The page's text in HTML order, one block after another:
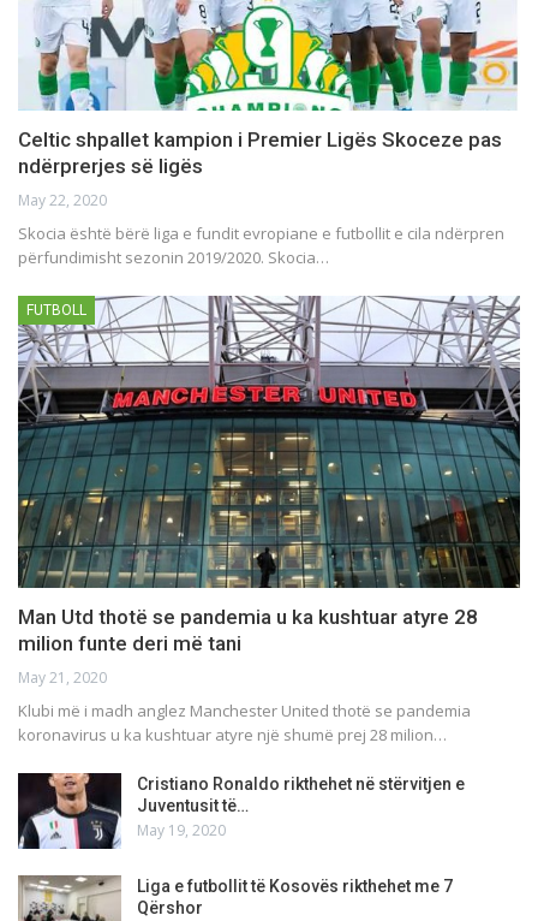
Celtic shpallet kampion i Premier Ligës Skoceze pas
ndërprerjes së ligës
May 22, 2020
Skocia është bërë liga e fundit evropiane e futbollit e cila ndërpren
përfundimisht sezonin 2019/2020. Skocia…
FUTBOLL
Man Utd thotë se pandemia u ka kushtuar atyre 28
milion funte deri më tani
May 21, 2020
Klubi më i madh anglez Manchester United thotë se pandemia
koronavirus u ka kushtuar atyre një shumë prej 28 milion…
Cristiano Ronaldo rikthehet në stërvitjen e
Juventusit të…
May 19, 2020
Liga e futbollit të Kosovës rikthehet me 7
Qërshor